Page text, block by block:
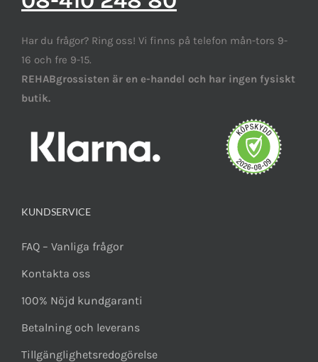
Har du frågor? Ring oss! Vi finns på telefon mån-tors 9-
16 och fre 9-15.
REHABgrossisten är en e-handel och har ingen fysiskt
butik.
KUNDSERVICE
FAQ – Vanliga frågor
Kontakta oss
100% Nöjd kundgaranti
Betalning och leverans
Tillgänglighetsredogörelse